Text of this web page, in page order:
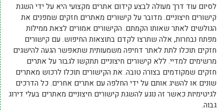
לסיום עוד דרך מעולה לבצע קידום אתרים מקצועי היא על ידי השגת
קישורים חיצוניים. מדובר על קישורים מאתרים חזקים שמפנים את
הגולשים לאתר שאותו הקמתם. הקישורים אמורים לצאת ממילות
מפתח נבחרות, אלה שתרצו לקדם בתוצאות החיפוש. עם קישורים
חזקים תוכלו לתת לאתר דחיפה משמעותית שתאפשר הגעה להישגים
מרשימים למדיי. ללא קישורים חיצוניים תתקשו לגבור על אתרים
חזקים שמקודמים בצורה טובה. את הקישורים תוכלו לרכוש מאתרים
שונים או להשיג אותם על ידי החלפה עם אתרים אחרים. כל הדרכים
לגיטימיות כאשר זה נוגע להשגת קישורים חיצוניים מאתרים בעלי דירוג
גבוה.